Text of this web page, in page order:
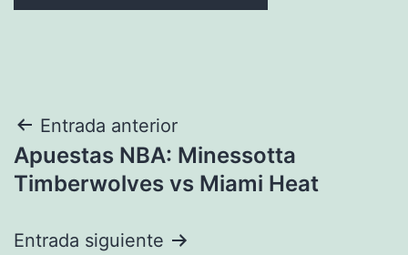
Navegación
de
Entrada anterior
Apuestas NBA: Minessotta
Timberwolves vs Miami Heat
Entrada siguiente